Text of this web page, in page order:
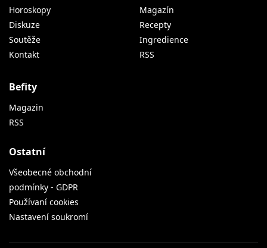
Horoskopy
Diskuze
Soutěže
Kontakt
Magazín
Recepty
Ingredience
RSS
Befity
Magazin
RSS
Ostatní
Všeobecné obchodní
podmínky - GDPR
Používaní cookies
Nastavení soukromí